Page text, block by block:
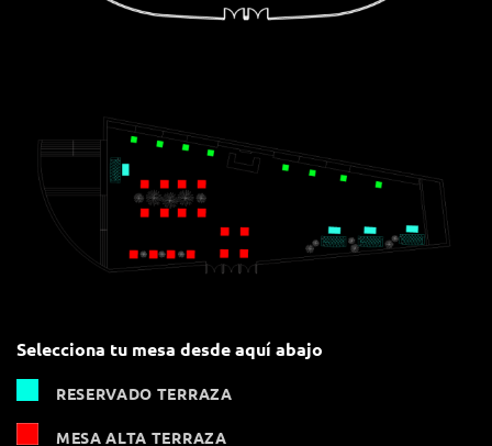
Selecciona tu mesa desde aquí abajo
RESERVADO TERRAZA
MESA ALTA TERRAZA